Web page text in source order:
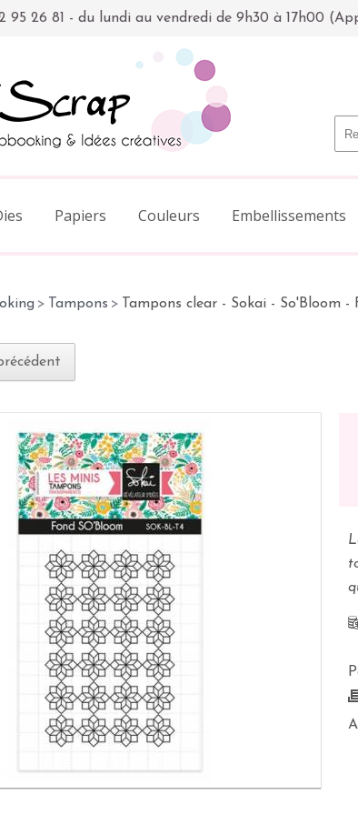
95 26 81 - du lundi au vendredi de 9h30 à 17h00
Papiers Couleurs Embellissements
> Tampons > Tampons clear - Sokai - So'Bloom -